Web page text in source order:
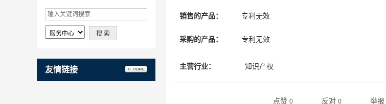
友情链接
销售的产品： 专利无效
采购的产品： 专利无效
主营行业： 知识产权
点赞 0 反对 0 举报